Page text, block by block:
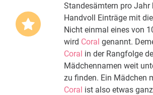
Standesämtern pro Jahr
Handvoll Einträge mit
Nicht einmal eines von
wird Coral genannt.
Coral in der Rangfolge
Mädchennamen weit
zu finden. Ein Mädchen
Coral ist also etwas